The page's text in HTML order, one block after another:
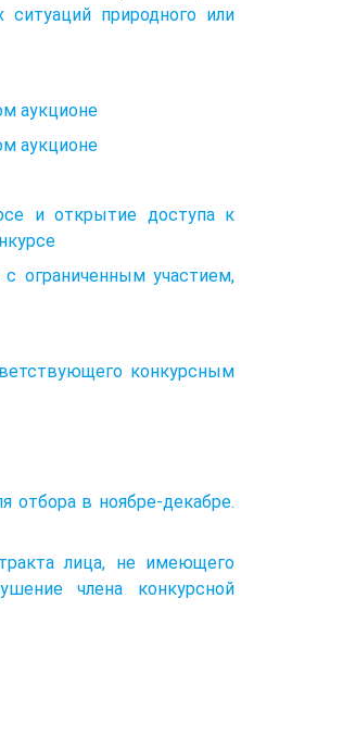
природного или
аукционе
аукционе
и открытие доступа к
ограниченным участием,
конкурсным
отбора в ноябре-декабре.
лица, не имеющего
члена конкурсной